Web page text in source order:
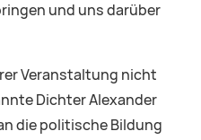
und uns darüber
Veranstaltung nicht
Dichter Alexander
die politische Bildung